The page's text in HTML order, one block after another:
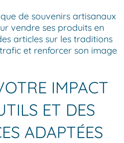
de souvenirs artisanaux
vendre ses produits en
articles sur les traditions
et renforcer son image
IMPACT
ET DES
ADAPTÉES